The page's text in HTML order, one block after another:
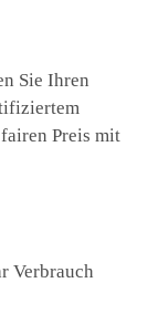
Sie Ihren
Preis mit
Verbrauch